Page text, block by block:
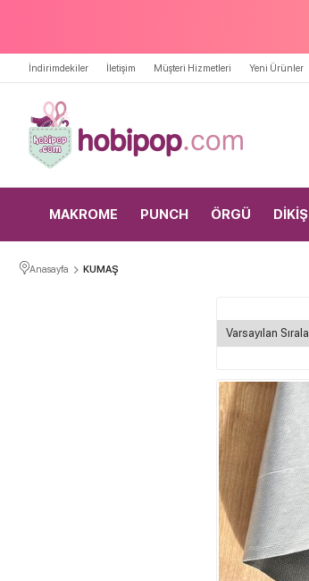
İndirimdekiler İletişim Müşteri Hizmetleri Yeni Ürünler
MAKROME PUNCH ÖRGÜ DİKİŞ
Anasayfa KUMAŞ